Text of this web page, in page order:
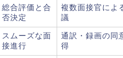
総合評価と合
否決定
複数面接官によ
議
スムーズな面
接進行
通訳・録画の同
得